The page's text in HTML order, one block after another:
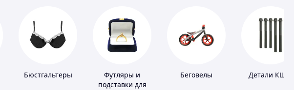
Бюстгальтеры
Футляры и
подставки для
Беговелы Детали КШМ